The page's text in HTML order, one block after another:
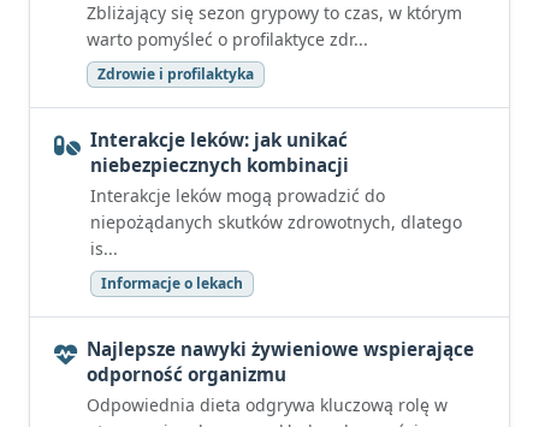
Zbliżający się sezon grypowy to czas, w którym
warto pomyśleć o profilaktyce zdr...
Zdrowie i profilaktyka
Interakcje leków: jak unikać
niebezpiecznych kombinacji
Interakcje leków mogą prowadzić do
niepożądanych skutków zdrowotnych, dlatego
is...
Informacje o lekach
Najlepsze nawyki żywieniowe wspierające
odporność organizmu
Odpowiednia dieta odgrywa kluczową rolę w